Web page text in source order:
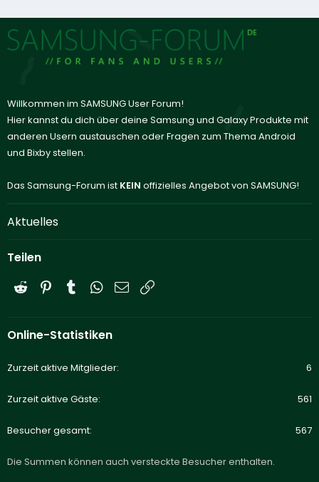
Willkommen im SAMSUNG User Forum!
Hier kannst du dich über deine Samsung und Galaxy Produkte mit
anderen Usern austauschen oder Fragen zum Thema Android
und Bixby stellen.
Das Samsung-Forum ist KEIN offizielles Angebot von SAMSUNG!
Aktuelles
Teilen
Reddit PinterestTumblrWhatsApp
E-Mail
Online-Statistiken
Zurzeit aktive Mitglieder 6
Zurzeit aktive Gäste 561
Besucher gesamt 567
Die Summen können auch versteckte Besucher enthalten.